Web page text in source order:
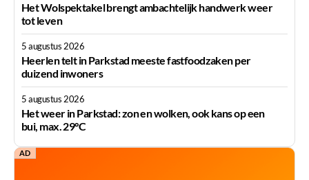
Het Wolspektakel brengt ambachtelijk handwerk weer
tot leven
5 augustus 2026
Heerlen telt in Parkstad meeste fastfoodzaken per
duizend inwoners
5 augustus 2026
Het weer in Parkstad: zon en wolken, ook kans op een
bui, max. 29°C
AD